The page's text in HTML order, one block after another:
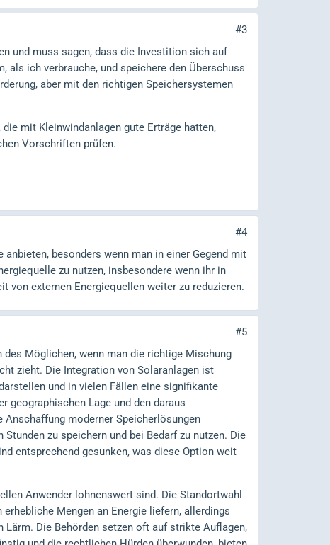
#3
und muss sagen, dass die Investition sich auf
als ich verbrauche, und speichere den Überschuss
aber mit den richtigen Speichersystemen
mit Kleinwindanlagen gute Erträge hatten,
Vorschriften prüfen.
#4
besonders wenn man in einer Gegend mit
zu nutzen, insbesondere wenn ihr in
von externen Energiequellen weiter zu reduzieren.
#5
Möglichen, wenn man die richtige Mischung
zieht. Die Integration von Solaranlagen ist
und in vielen Fällen eine signifikante
geographischen Lage und den daraus
Anschaffung moderner Speicherlösungen
zu speichern und bei Bedarf zu nutzen. Die
entsprechend gesunken, was diese Option weit
Anwender lohnenswert sind. Die Standortwahl
Mengen an Energie liefern, allerdings
Die Behörden setzen oft auf strikte Auflagen,